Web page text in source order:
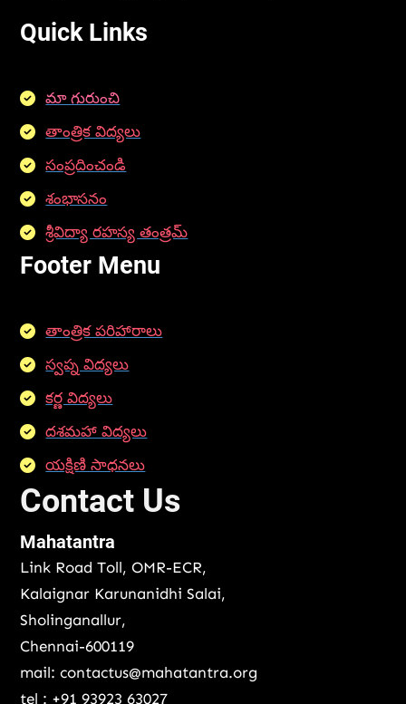
Quick Links
మా గురుంచి
తాంత్రిక విద్యలు
సంప్రదించండి
శంభాసనం
శ్రీవిద్యా రహస్య తంత్రమ్
Footer Menu
తాంత్రిక పరిహారాలు
స్వప్న విద్యలు
కర్ణ విద్యలు
దశమహా విద్యలు
యక్షిణి సాధనలు
Contact Us
Mahatantra
Link Road Toll, OMR-ECR,
Kalaignar Karunanidhi Salai,
Sholinganallur,
Chennai-600119
mail: contactus@mahatantra.org
tel : +91 93923 63027